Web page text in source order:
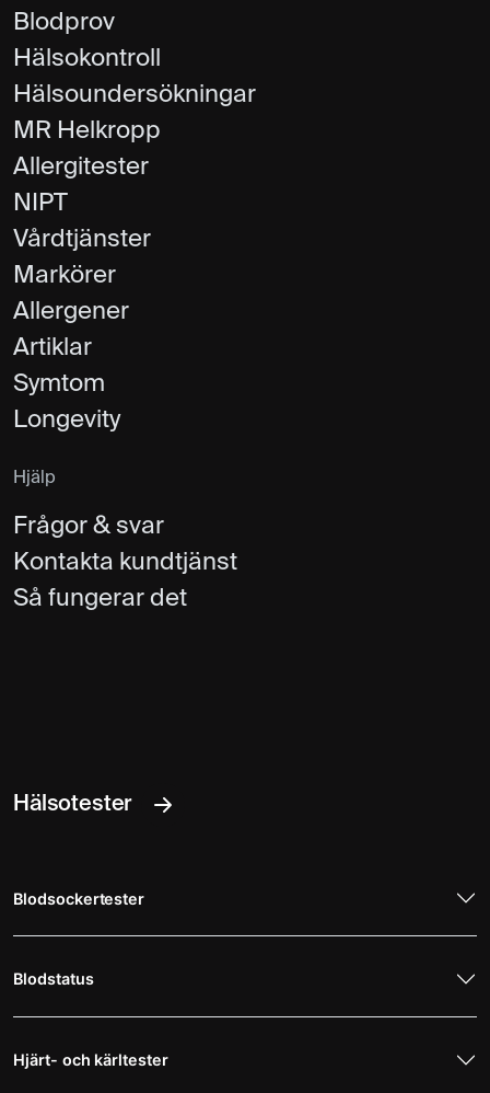
Blodprov
Hälsokontroll
Hälsoundersökningar
MR Helkropp
Allergitester
NIPT
Vårdtjänster
Markörer
Allergener
Artiklar
Symtom
Longevity
Hjälp
Frågor & svar
Kontakta kundtjänst
Så fungerar det
Hälsotester
Blodsockertester
Blodstatus
Hjärt- och kärltester